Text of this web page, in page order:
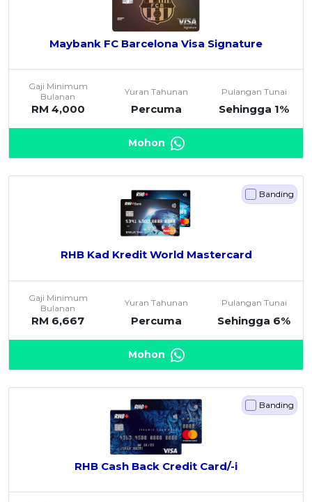
Maybank FC Barcelona Visa Signature
Gaji Minimum
Bulanan
RM 4,000
Yuran Tahunan
Percuma
Pulangan Tunai
Sehingga 1%
Mohon
Banding
RHB Kad Kredit World Mastercard
Gaji Minimum
Bulanan
RM 6,667
Yuran Tahunan
Percuma
Pulangan Tunai
Sehingga 6%
Mohon
Banding
RHB Cash Back Credit Card/-i